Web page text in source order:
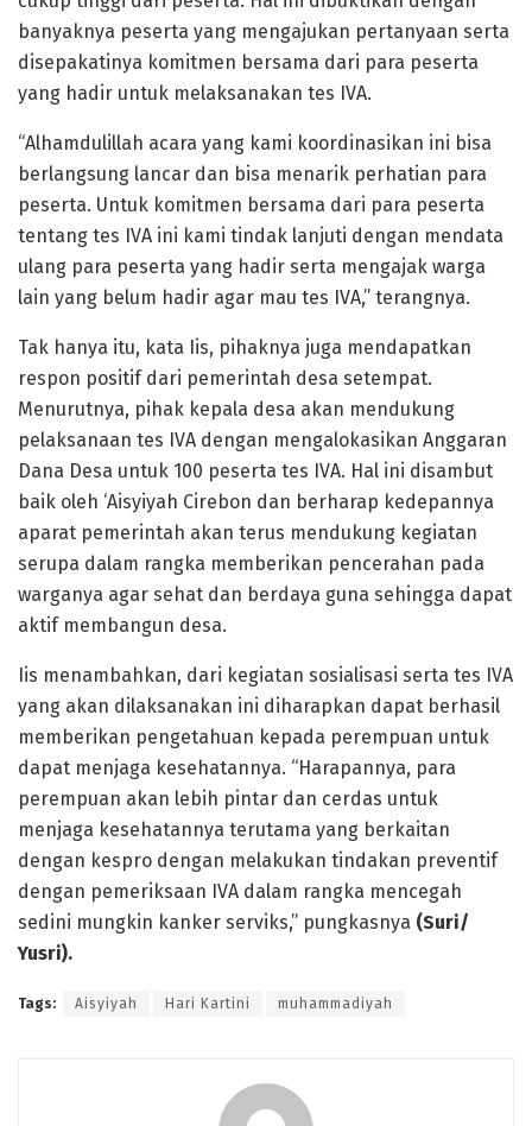
banyaknya peserta yang mengajukan pertanyaan serta
disepakatinya komitmen bersama dari para peserta
yang hadir untuk melaksanakan tes IVA.
“Alhamdulillah acara yang kami koordinasikan ini bisa
berlangsung lancar dan bisa menarik perhatian para
peserta. Untuk komitmen bersama dari para peserta
tentang tes IVA ini kami tindak lanjuti dengan mendata
ulang para peserta yang hadir serta mengajak warga
lain yang belum hadir agar mau tes IVA,” terangnya.
Tak hanya itu, kata Iis, pihaknya juga mendapatkan
respon positif dari pemerintah desa setempat.
Menurutnya, pihak kepala desa akan mendukung
pelaksanaan tes IVA dengan mengalokasikan Anggaran
Dana Desa untuk 100 peserta tes IVA. Hal ini disambut
baik oleh ‘Aisyiyah Cirebon dan berharap kedepannya
aparat pemerintah akan terus mendukung kegiatan
serupa dalam rangka memberikan pencerahan pada
warganya agar sehat dan berdaya guna sehingga dapat
aktif membangun desa.
Iis menambahkan, dari kegiatan sosialisasi serta tes IVA
yang akan dilaksanakan ini diharapkan dapat berhasil
memberikan pengetahuan kepada perempuan untuk
dapat menjaga kesehatannya. “Harapannya, para
perempuan akan lebih pintar dan cerdas untuk
menjaga kesehatannya terutama yang berkaitan
dengan kespro dengan melakukan tindakan preventif
dengan pemeriksaan IVA dalam rangka mencegah
sedini mungkin kanker serviks,” pungkasnya (Suri/
Yusri).
Tags: Aisyiyah Hari Kartini muhammadiyah